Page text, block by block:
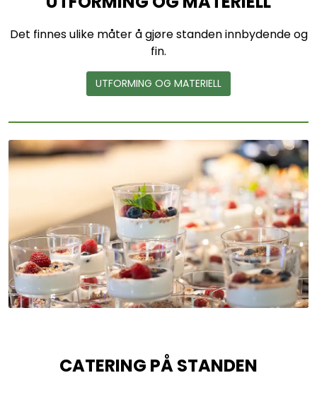
Det finnes ulike måter å gjøre standen innbydende og
fin.
UTFORMING OG MATERIELL
CATERING PÅ STANDEN